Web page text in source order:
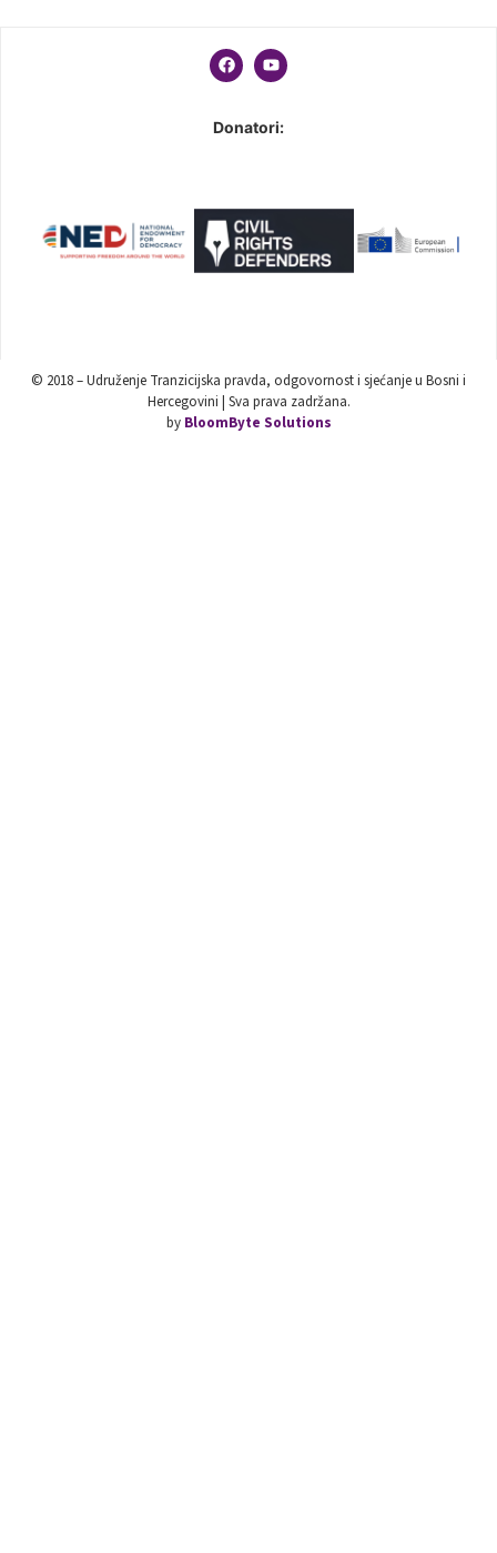
Donatori:
© 2018 – Udruženje Tranzicijska pravda, odgovornost i sjećanje u Bosni i
Hercegovini | Sva prava zadržana.
by BloomByte Solutions